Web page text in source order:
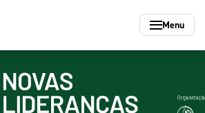
Menu
Federações
Marketing
Media